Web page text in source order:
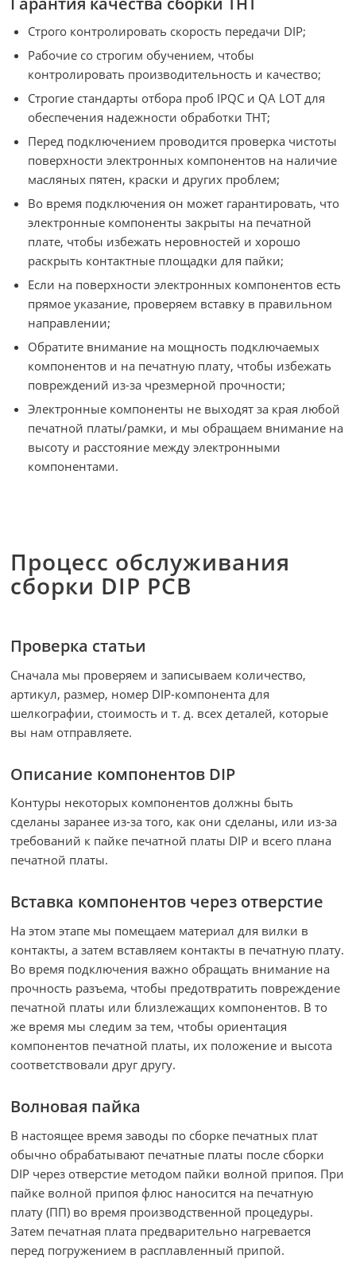
Строго контролировать скорость передачи DIP;
Рабочие со строгим обучением, чтобы
контролировать производительность и качество;
Строгие стандарты отбора проб IPQC и QA LOT для
обеспечения надежности обработки THT;
Перед подключением проводится проверка чистоты
поверхности электронных компонентов на наличие
масляных пятен, краски и других проблем;
Во время подключения он может гарантировать, что
электронные компоненты закрыты на печатной
плате, чтобы избежать неровностей и хорошо
раскрыть контактные площадки для пайки;
Если на поверхности электронных компонентов есть
прямое указание, проверяем вставку в правильном
направлении;
Обратите внимание на мощность подключаемых
компонентов и на печатную плату, чтобы избежать
повреждений из-за чрезмерной прочности;
Электронные компоненты не выходят за края любой
печатной платы/рамки, и мы обращаем внимание на
высоту и расстояние между электронными
компонентами.
Процесс обслуживания
сборки DIP PCB
Проверка статьи
Сначала мы проверяем и записываем количество,
артикул, размер, номер DIP-компонента для
шелкографии, стоимость и т. д. всех деталей, которые
вы нам отправляете.
Описание компонентов DIP
Контуры некоторых компонентов должны быть
сделаны заранее из-за того, как они сделаны, или из-за
требований к пайке печатной платы DIP и всего плана
печатной платы.
Вставка компонентов через отверстие
На этом этапе мы помещаем материал для вилки в
контакты, а затем вставляем контакты в печатную плату.
Во время подключения важно обращать внимание на
прочность разъема, чтобы предотвратить повреждение
печатной платы или близлежащих компонентов. В то
же время мы следим за тем, чтобы ориентация
компонентов печатной платы, их положение и высота
соответствовали друг другу.
Волновая пайка
В настоящее время заводы по сборке печатных плат
обычно обрабатывают печатные платы после сборки
DIP через отверстие методом пайки волной припоя. При
пайке волной припоя флюс наносится на печатную
плату (ПП) во время производственной процедуры.
Затем печатная плата предварительно нагревается
перед погружением в расплавленный припой.